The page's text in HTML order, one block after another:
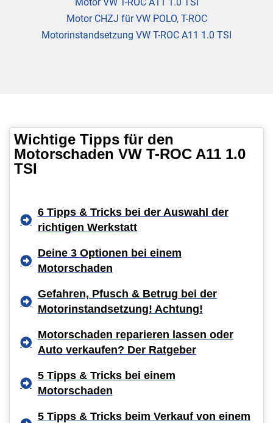
Motor VW T-ROC A11 1.0 TSI
Motor CHZJ für VW POLO, T-ROC
Motorinstandsetzung VW T-ROC A11 1.0 TSI
Wichtige Tipps für den
Motorschaden VW T-ROC A11 1.0
TSI
6 Tipps & Tricks bei der Auswahl der
richtigen Werkstatt
Deine 3 Optionen bei einem
Motorschaden
Gefahren, Pfusch & Betrug bei der
Motorinstandsetzung! Achtung!
Motorschaden reparieren lassen oder
Auto verkaufen? Der Ratgeber
5 Tipps & Tricks bei einem
Motorschaden
5 Tipps & Tricks beim Verkauf von einem